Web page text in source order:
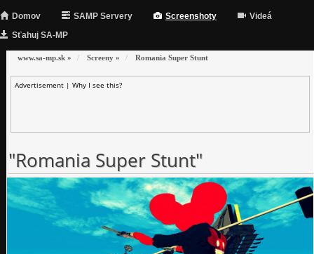
Domov SAMP Servery Screenshoty
Videá
Sťahuj SA-MP
www.sa-mp.sk » Screeny » Romania Super Stunt
Advertisement | Why I see this?
"Romania Super Stunt"